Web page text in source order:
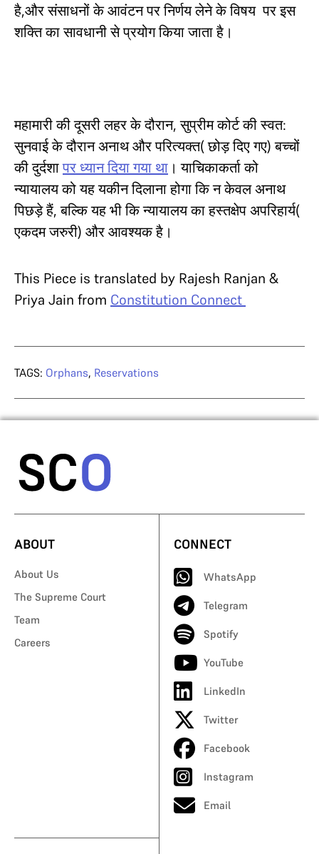
है,और संसाधनों के आवंटन पर निर्णय लेने के विषय पर इस
शक्ति का सावधानी से प्रयोग किया जाता है।
महामारी की दूसरी लहर के दौरान, सुप्रीम कोर्ट की स्वत:
सुनवाई के दौरान अनाथ और परित्यक्त( छोड़ दिए गए) बच्चों
की दुर्दशापर ध्यान दिया गया था । याचिकाकर्ता को
न्यायालय को यह यकीन दिलाना होगा कि न केवल अनाथ
पिछड़े हैं, बल्कि यह भी कि न्यायालय का हस्तक्षेप अपरिहार्य(
एकदम जरुरी) और आवश्यक है।
This Piece is translated by Rajesh Ranjan &
Priya Jain from Constitution Connect
TAGS: Orphans, Reservations
ABOUT
About Us
The Supreme Court
Team
Careers
CONNECT
WhatsApp
Telegram
Spotify
YouTube
LinkedIn
Twitter
Facebook
Instagram
Email